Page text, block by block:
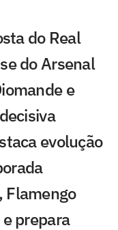
do Real
do Arsenal
e
evolução
Flamengo
prepara